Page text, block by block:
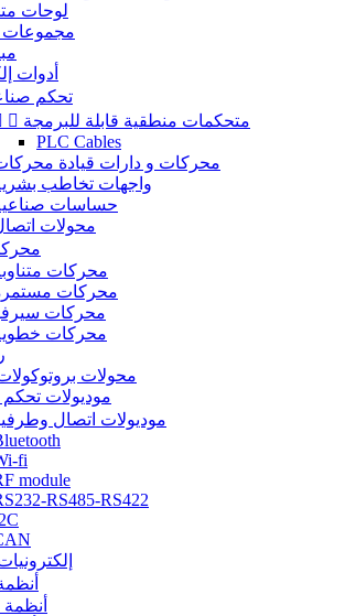
لوحات
مجموعات
أدوات
تحكم
 متحكمات منطقية قابلة للبرمجة
PLC Cables
محركات و دارات قيادة
واجهات تخاطب
حساسات
محولات
محركات
محركات
محركات
محركات
محولات
موديولات
موديولات اتصال
fi
module
RS485-RS422